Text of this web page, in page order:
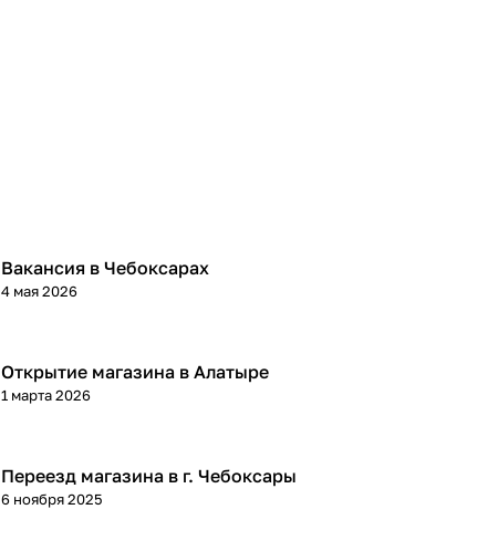
Вакансия в Чебоксарах
4 мая 2026
Открытие магазина в Алатыре
1 марта 2026
Переезд магазина в г. Чебоксары
6 ноября 2025